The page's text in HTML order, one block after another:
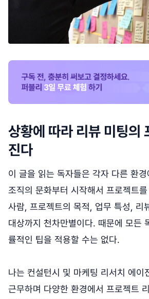
상황에 따라 리뷰 미팅의
진다
이 글을 읽는 독자들은 각자 다른 환
조직의 문화부터 시작해서 프로젝트
사람, 프로젝트의 목적, 업무 특성, 리
대상까지 천차만별이다. 때문에 모든
률적인 팁을 적용할 수는 없다.
나는 컨설턴시 및 마케팅 리서치 에이
근무하며 다양한 환경에서 프로젝트